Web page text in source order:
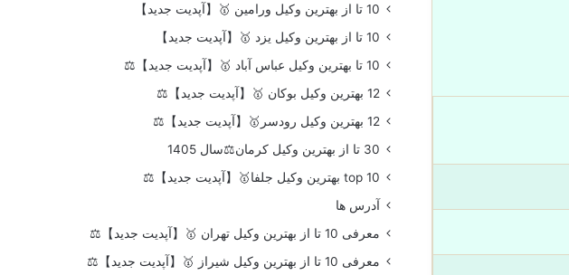
10 تا از بهترین وکیل ورامین 🥇【آپدیت جدید】
10 تا از بهترین وکیل یزد 🥇【آپدیت جدید】
10 تا بهترین وکیل عباس آباد 🥇【آپدیت جدید】⚖️
12 بهترین وکیل بوکان 🥇【آپدیت جدید】⚖️
12 بهترین وکیل رودسر🥇【آپدیت جدید】⚖️
30 تا از بهترین وکیل کرمان⚖️سال 1405
top 10 بهترین وکیل جلفا🥇【آپدیت جدید】⚖️
آدرس ها
معرفی 10 تا از بهترین وکیل تهران 🥇【آپدیت جدید】⚖️
معرفی 10 تا از بهترین وکیل شیراز 🥇【آپدیت جدید】⚖️